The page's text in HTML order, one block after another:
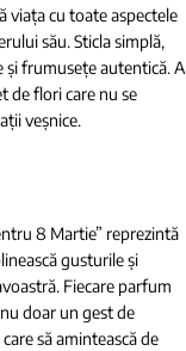
viața cu toate aspectele
său. Sticla simplă,
frumusețe autentică. A
de flori care nu se
veșnice.
8 Martie” reprezintă
gusturile și
Fiecare parfum
doar un gest de
să amintească de